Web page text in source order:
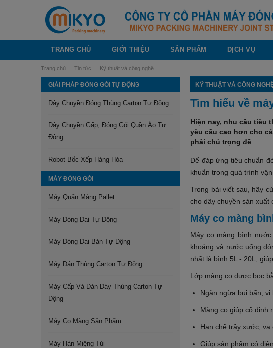
TRANG CHỦ GIỚI THIỆU SẢN PHẨM DỊCH VỤ
Trang chủ Tin tức Kỹ thuật và công nghệ
KỸ THUẬT VÀ CÔNG
Tìm hiểu về
Hiện nay, nhu cầu tiêu
yêu cầu cao hơn cho
phải chú trọng đế
Để đáp ứng tiêu chuẩn
khuẩn trong quá trình
Trong bài viết sau, hãy
cho dây chuyền sản xuất
Máy co màng
Máy co màng bình
khoáng và nước uống
nhất là bình 5L - 20L,
Lớp màng co được bọc
Ngăn ngừa bụi bẩn, vi
Màng co giúp cố định
Hạn chế trầy xước, va
Giúp sản phẩm có
GIẢI PHÁP ĐÓNG GÓI TỰ ĐỘNG
Dây Chuyền Đóng Thùng Carton Tự Động
Dây Chuyền Gấp, Đóng Gói Quần Áo Tự
Động
Robot Bốc Xếp Hàng Hóa
MÁY ĐÓNG GÓI
Máy Quấn Màng Pallet
Máy Đóng Đai Tự Động
Máy Đóng Đai Bán Tự Động
Máy Dán Thùng Carton Tự Động
Máy Cấp Và Dán Đáy Thùng Carton Tự
Động
Máy Co Màng Sản Phẩm
Máy Hàn Miệng Túi